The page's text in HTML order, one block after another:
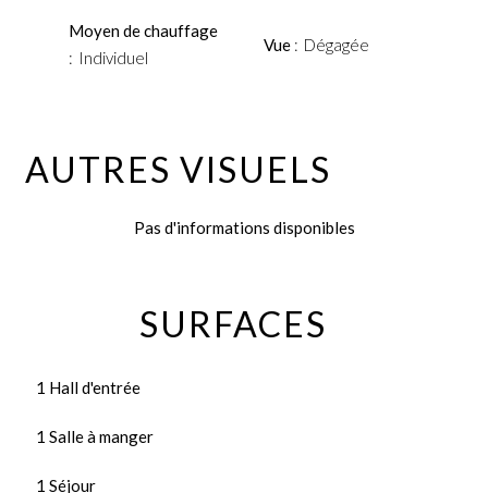
Moyen de chauffage
Individuel
Vue Dégagée
AUTRES VISUELS
Pas d'informations disponibles
SURFACES
1 Hall d'entrée
1 Salle à manger
1 Séjour